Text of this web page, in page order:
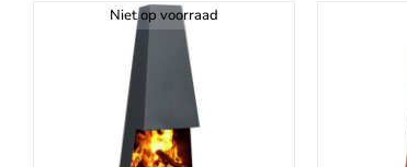
Niet op voorraad